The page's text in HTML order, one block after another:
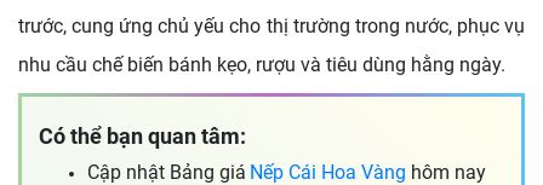
trước, cung ứng chủ yếu cho thị trường trong nước, phục vụ
nhu cầu chế biến bánh kẹo, rượu và tiêu dùng hằng ngày.
Có thể bạn quan tâm:
Cập nhật Bảng giá Nếp Cái Hoa Vàng hôm nay